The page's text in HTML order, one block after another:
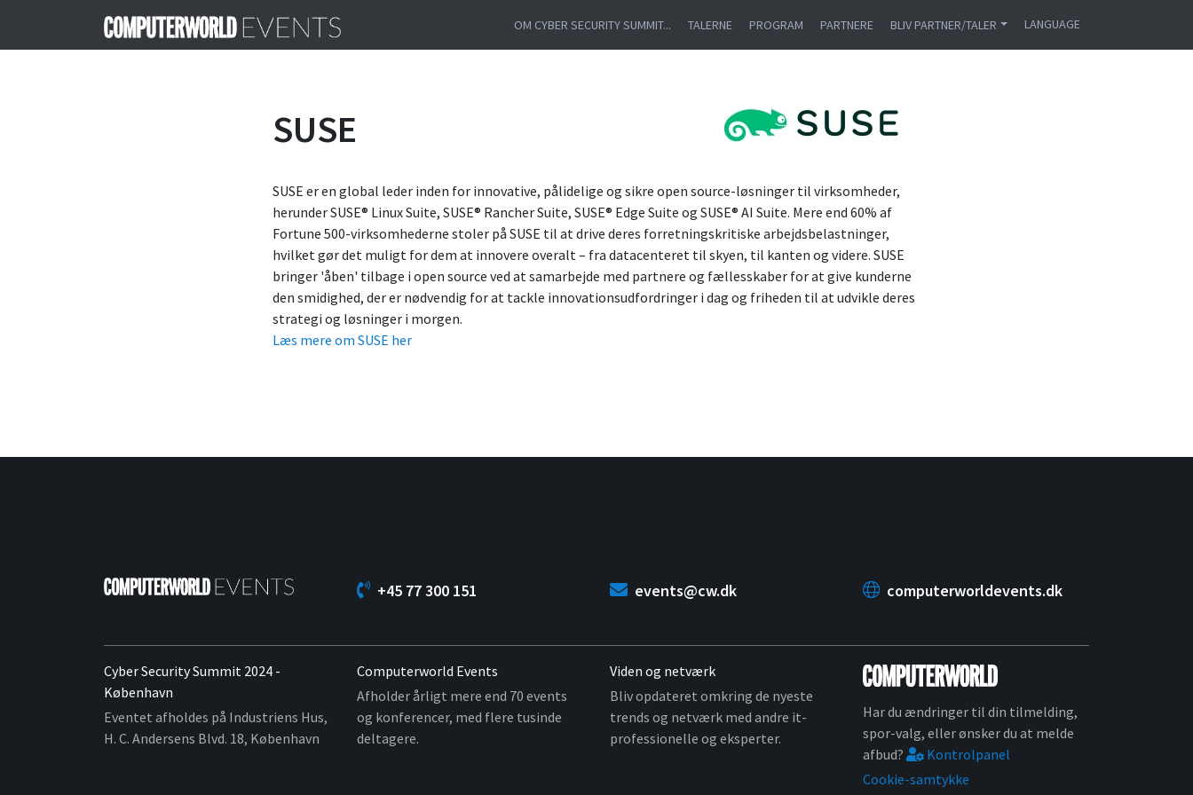
OM CYBER SECURITY SUMMIT... TALERNE PROGRAM PARTNERE BLIV PARTNER/TALER LANGUAGE
SUSE
SUSE er en global leder inden for innovative, pålidelige og sikre open source-løsninger til virksomheder,
herunder SUSE® Linux Suite, SUSE® Rancher Suite, SUSE® Edge Suite og SUSE® AI Suite. Mere end 60% af
Fortune 500-virksomhederne stoler på SUSE til at drive deres forretningskritiske arbejdsbelastninger,
hvilket gør det muligt for dem at innovere overalt – fra datacenteret til skyen, til kanten og videre. SUSE
bringer 'åben' tilbage i open source ved at samarbejde med partnere og fællesskaber for at give kunderne
den smidighed, der er nødvendig for at tackle innovationsudfordringer i dag og friheden til at udvikle deres
strategi og løsninger i morgen.
Læs mere om SUSE her
+45 77 300 151 events@cw.dk computerworldevents.dk
Cyber Security Summit 2024 -
København
Eventet afholdes på Industriens Hus,
H. C. Andersens Blvd. 18, København
Computerworld Events
Afholder årligt mere end 70 events
og konferencer, med flere tusinde
deltagere.
Viden og netværk
Bliv opdateret omkring de nyeste
trends og netværk med andre it-
professionelle og eksperter.
Har du ændringer til din tilmelding,
spor-valg, eller ønsker du at melde
afbud?
Kontrolpanel
Cookie-samtykke